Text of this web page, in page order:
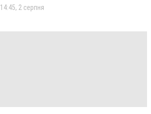
14:45, 2 серпня